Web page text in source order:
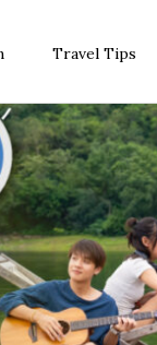
Travel Tips